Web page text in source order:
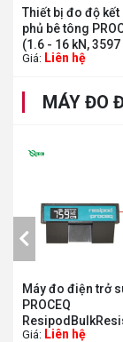
Thiết bị đo độ
phủ bê tông
(1.6 - 16 kN,
Giá: Liên hệ
MÁY ĐO
Máy đo điện trở
PROCEQ
Giá: Liên hệ